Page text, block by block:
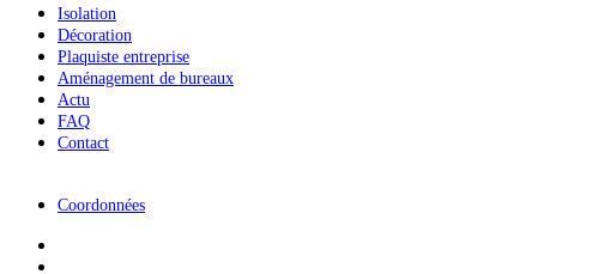
Isolation
Décoration
Plaquiste entreprise
Aménagement de bureaux
Actu
FAQ
Contact
Coordonnées